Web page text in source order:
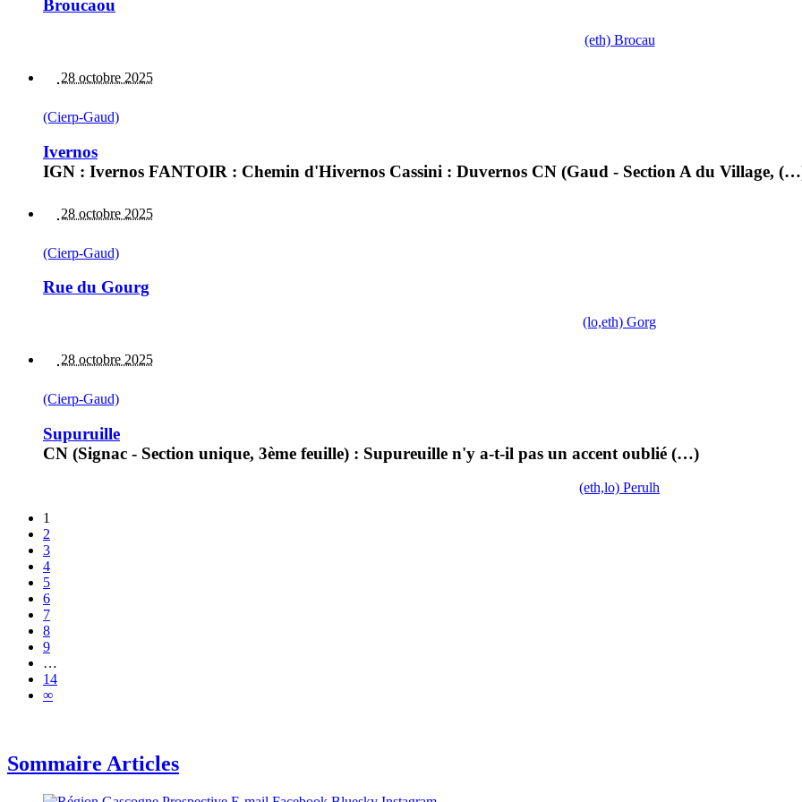
Broucaou
(eth) Brocau
28 octobre 2025
(Cierp-Gaud)
Ivernos
IGN : Ivernos FANTOIR : Chemin d'Hivernos Cassini : Duvernos CN (Gaud - Section A du Village,
28 octobre 2025
(Cierp-Gaud)
Rue du Gourg
(lo,eth) Gorg
28 octobre 2025
(Cierp-Gaud)
Supuruille
CN (Signac - Section unique, 3ème feuille) : Supureuille n'y a-t-il pas un accent oublié (…)
(eth,lo) Perulh
1
2
3
4
5
6
7
8
9
…
14
∞
Sommaire Articles